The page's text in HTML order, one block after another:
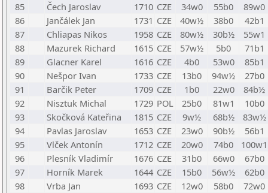
85
Čech Jaroslav 1710 CZE 34w0 55b0
89w0
86
Jančálek Jan 1731 CZE 40w½ 38b0
42b1
87
Chliapas Nikos 1958 CZE 80w½ 30b½
55w1
88
Mazurek Richard 1615 CZE 57w½ 5b0
71b1
89
Glacner Karel 1616 CZE 4b0 53w0
85b1
90
Nešpor Ivan 1733 CZE 13b0 94w½
27b0
91
Barčik Peter 1709 CZE 1b0 22w0
84b½
92
Nisztuk Michal 1729 POL 25b0 81w1
10b0
93
Skočková Kateřina 1815 CZE 9w½ 68b½
83w½
94
Pavlas Jaroslav 1653 CZE 23w0 90b½
56b1
95
Vlček Antonín 1712 CZE 20w0 74b0
100w1
96
Plesník Vladimír 1676 CZE 31b0 66w0
67b0
97
Horník Marek 1644 CZE 15b0 56w½
62b0
98
Vrba Jan 1693 CZE 12w0 58b0
72w0